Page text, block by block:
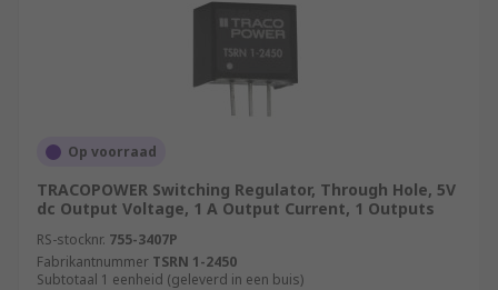
Op voorraad
TRACOPOWER Switching Regulator, Through Hole, 5V
dc Output Voltage, 1 A Output Current, 1 Outputs
RS-stocknr. 755-3407P
Fabrikantnummer TSRN 1-2450
Subtotaal 1 eenheid (geleverd in een buis)